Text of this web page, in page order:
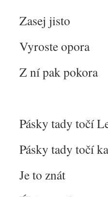
Zasej jisto
Vyroste opora
Z ní pak pokora
Pásky tady točí
Pásky tady točí
Je to znát